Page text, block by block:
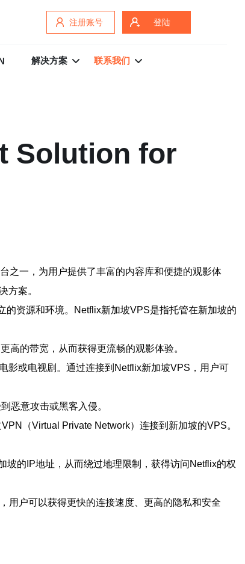
注册账号 登陆
解决方案 联系我们
Solution for
之一，为用户提供了丰富的内容库和便捷的观影体
方案。
资源和环境。Netflix新加坡VPS是指托管在新加坡的
高的带宽，从而获得更流畅的观影体验。
影或电视剧。通过连接到Netflix新加坡VPS，用户可
恶意攻击或黑客入侵。
（Virtual Private Network）连接到新加坡的VPS。
的IP地址，从而绕过地理限制，获得访问Netflix的权
用户可以获得更快的连接速度、更高的隐私和安全